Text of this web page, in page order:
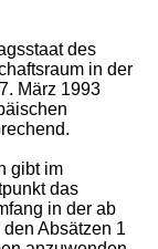
des
in der
März 1993
gibt im
das
in der ab
Absätzen 1